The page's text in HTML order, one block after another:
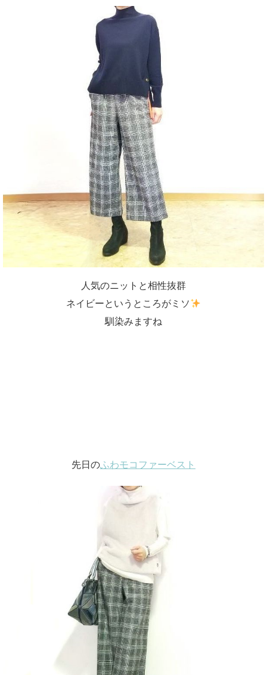
人気のニットと相性抜群
ネイビーというところがミソ
馴染みますね
先日のふわモコファーベスト